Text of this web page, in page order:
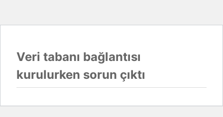
Veri tabanı bağlantısı
kurulurken sorun çıktı